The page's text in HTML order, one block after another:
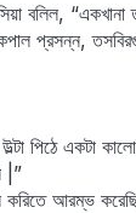
বলিল, “একখানা
প্রসন্ন,
উল্‍টা পিঠে একটা
|”
করিতে আরম্ভ